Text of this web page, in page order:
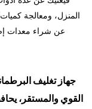
المنزل، ومعالجة
عن شراء معدات
جهاز تغليف
القوي والمستقر،